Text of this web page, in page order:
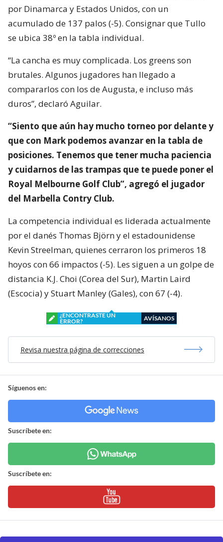
por Dinamarca y Estados Unidos, con un
acumulado de 137 palos (-5). Consignar que Tullo
se ubica 38º en la tabla individual.
“La cancha es muy complicada. Los greens son
brutales. Algunos jugadores han llegado a
compararlos con los de Augusta, e incluso más
duros”, declaró Aguilar.
“Siento que aún hay mucho torneo por delante y
que con Mark podemos avanzar en la tabla de
posiciones. Tenemos que tener mucha paciencia
y cuidarnos de las trampas que te puede poner el
Royal Melbourne Golf Club”, agregó el jugador
del Marbella Contry Club.
La competencia individual es liderada actualmente
por el danés Thomas Björn y el estadounidense
Kevin Streelman, quienes cerraron los primeros 18
hoyos con 66 impactos (-5). Les siguen a un golpe de
distancia K.J. Choi (Corea del Sur), Martin Laird
(Escocia) y Stuart Manley (Gales), con 67 (-4).
¿ENCONTRASTE UN
ERROR?
AVÍSANOS
Revisa nuestra página de correcciones
Síguenos en:
Suscríbete en:
Suscríbete en: